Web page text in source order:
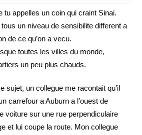
tu appelles un coin qui craint Sinai.
tous un niveau de sensibilite different a
de ce qu’on a vecu.
toutes les villes du monde,
un peu plus chauds.
sujet, un collegue me racontait qu’il
carrefour a Auburn a l’ouest de
voiture sur une rue perpendiculaire
et lui coupe la route. Mon collegue